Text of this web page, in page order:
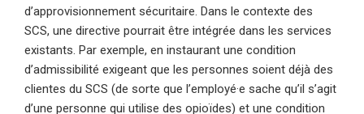
d’approvisionnement sécuritaire. Dans le contexte des
SCS, une directive pourrait être intégrée dans les services
existants. Par exemple, en instaurant une condition
d’admissibilité exigeant que les personnes soient déjà des
clientes du SCS (de sorte que l’employé·e sache qu’il s’agit
d’une personne qui utilise des opioïdes) et une condition